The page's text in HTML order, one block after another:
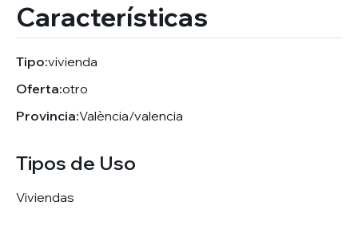
Características
Tipo:vivienda
Oferta:otro
Provincia:València/valencia
Tipos de Uso
Viviendas